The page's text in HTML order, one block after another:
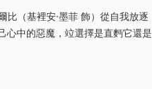
比（基裡安·墨菲 飾）從自我放逐
心中的惡魔，竝選擇是直麪它還是